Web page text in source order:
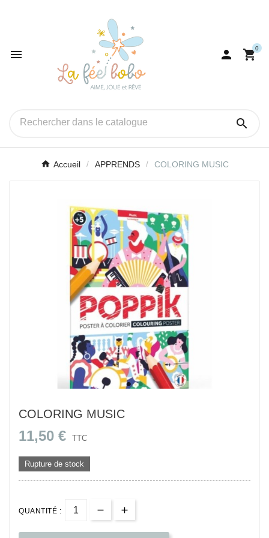
  0

Accueil APPRENDS COLORING MUSIC
COLORING MUSIC
11,50 € TTC
Rupture de stock
QUANTITÉ :